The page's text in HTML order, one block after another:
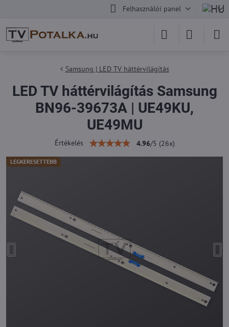
Felhasználói panel
LEGKERESETTEBB
Samsung | LED TV háttérvilágítás
LED TV háttérvilágítás Samsung
BN96-39673A | UE49KU,
UE49MU
Értékelés 4.96/5 (26x)